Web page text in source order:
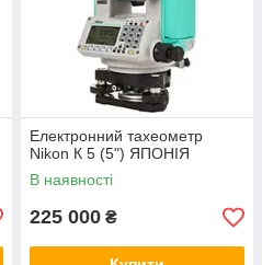
Електронний тахеометр
Nikon К 5 (5") ЯПОНІЯ
В наявності
225 000 ₴